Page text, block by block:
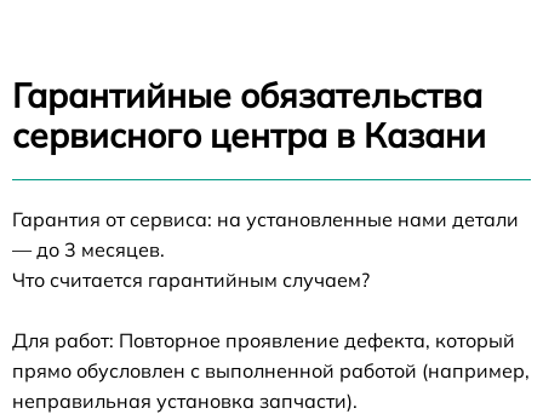
Гарантийные обязательства
сервисного центра в Казани
Гарантия от сервиса: на установленные нами детали
— до 3 месяцев.
Что считается гарантийным случаем?
Для работ: Повторное проявление дефекта, который
прямо обусловлен с выполненной работой (например,
неправильная установка запчасти).